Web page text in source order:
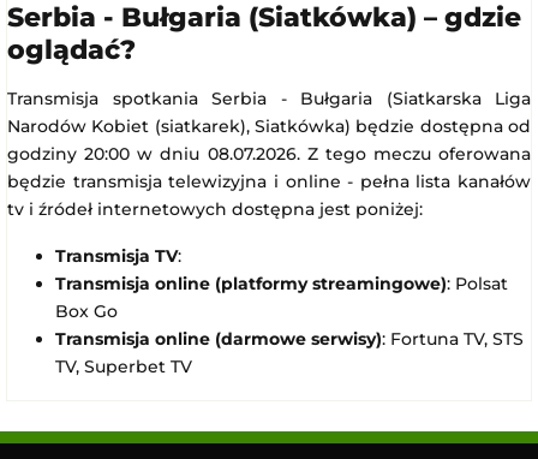
Serbia - Bułgaria (Siatkówka) – gdzie
oglądać?
Transmisja spotkania Serbia - Bułgaria (Siatkarska Liga
Narodów Kobiet (siatkarek), Siatkówka) będzie dostępna od
godziny 20:00 w dniu 08.07.2026. Z tego meczu oferowana
będzie transmisja telewizyjna i online - pełna lista kanałów
tv i źródeł internetowych dostępna jest poniżej:
Transmisja TV:
Transmisja online (platformy streamingowe): Polsat
Box Go
Transmisja online (darmowe serwisy): Fortuna TV, STS
TV, Superbet TV